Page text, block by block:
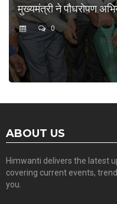
मुख्यमंत्री ने पौधरोपण
0
ABOUT US
Himwanti delivers the latest
covering current events,
you.